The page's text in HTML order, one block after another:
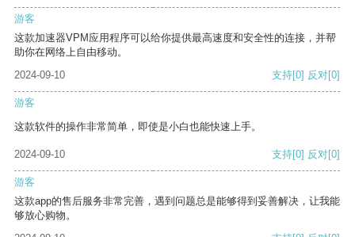
游客
这款加速器VPM应用程序可以给你提供最高速度和安全性的连接，并帮
助你在网络上自由移动。
2024-09-10
支持[0] 反对[0]
游客
这款软件的操作非常简单，即使是小白也能快速上手。
2024-09-10 支持[0] 反对[0]
游客
这款app的售后服务非常完善，遇到问题总是能够得到妥善解决，让我能
够放心购物。